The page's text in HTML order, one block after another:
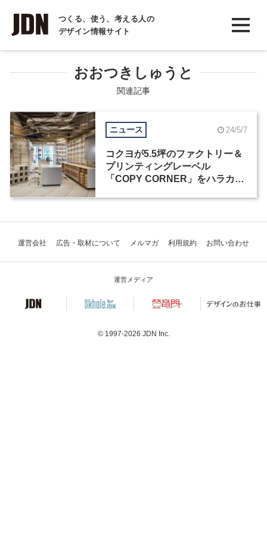
つくる、使う、考える人の
デザイン情報サイト
INTERVIEW
インタビュー
REPORT
COLUMN
コラム
おおつきしゅうと
関連記事
ニュース 24/5/7
コクヨが5.5坪のファクトリー＆
プリンティングレーベル
「COPY CORNER」をハラカド
運営会社 広告・取材について メルマガ 利用規約 お問い合わせ
運営メディア
© 1997-2026 JDN Inc.